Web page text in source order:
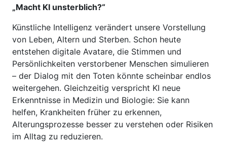
„Macht KI unsterblich?“
Künstliche Intelligenz verändert unsere Vorstellung
von Leben, Altern und Sterben. Schon heute
entstehen digitale Avatare, die Stimmen und
Persönlichkeiten verstorbener Menschen simulieren
– der Dialog mit den Toten könnte scheinbar endlos
weitergehen. Gleichzeitig verspricht KI neue
Erkenntnisse in Medizin und Biologie: Sie kann
helfen, Krankheiten früher zu erkennen,
Alterungsprozesse besser zu verstehen oder Risiken
im Alltag zu reduzieren.